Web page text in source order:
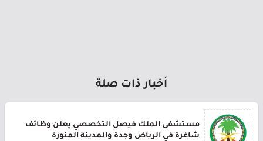
أخبار ذات صلة
مستشفى الملك فيصل التخصصي يعلن وظائف
شاغرة في الرياض وجدة والمدينة المنورة